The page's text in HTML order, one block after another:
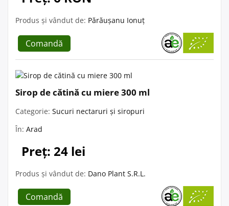
Produs și vândut de: Părăușanu Ionuț
Comandă
Sirop de cătină cu miere 300 ml
Categorie: Sucuri nectaruri și siropuri
În: Arad
Preț: 24 lei
Produs și vândut de: Dano Plant S.R.L.
Comandă